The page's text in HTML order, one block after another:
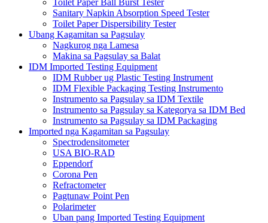
Sanitary Napkin Absorption Speed ​​Tester
Toilet Paper Dispersibility Tester
Ubang Kagamitan sa Pagsulay
Nagkurog nga Lamesa
Makina sa Pagsulay sa Balat
IDM Imported Testing Equipment
IDM Rubber ug Plastic Testing Instrument
IDM Flexible Packaging Testing Instrumento
Instrumento sa Pagsulay sa IDM Textile
Instrumento sa Pagsulay sa Kategorya sa IDM Bed
Instrumento sa Pagsulay sa IDM Packaging
Imported nga Kagamitan sa Pagsulay
Spectrodensitometer
USA BIO-RAD
Eppendorf
Corona Pen
Refractometer
Pagtunaw Point Pen
Polarimeter
Uban pang Imported Testing Equipment